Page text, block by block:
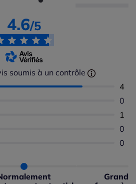
4.6/5
soumis à un contrôle
4
0
1
0
0
Grand
les avis clients
: 100%